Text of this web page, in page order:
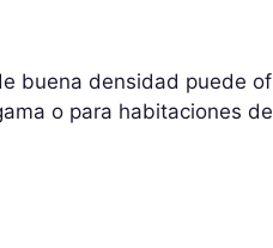
buena densidad puede
o para habitaciones